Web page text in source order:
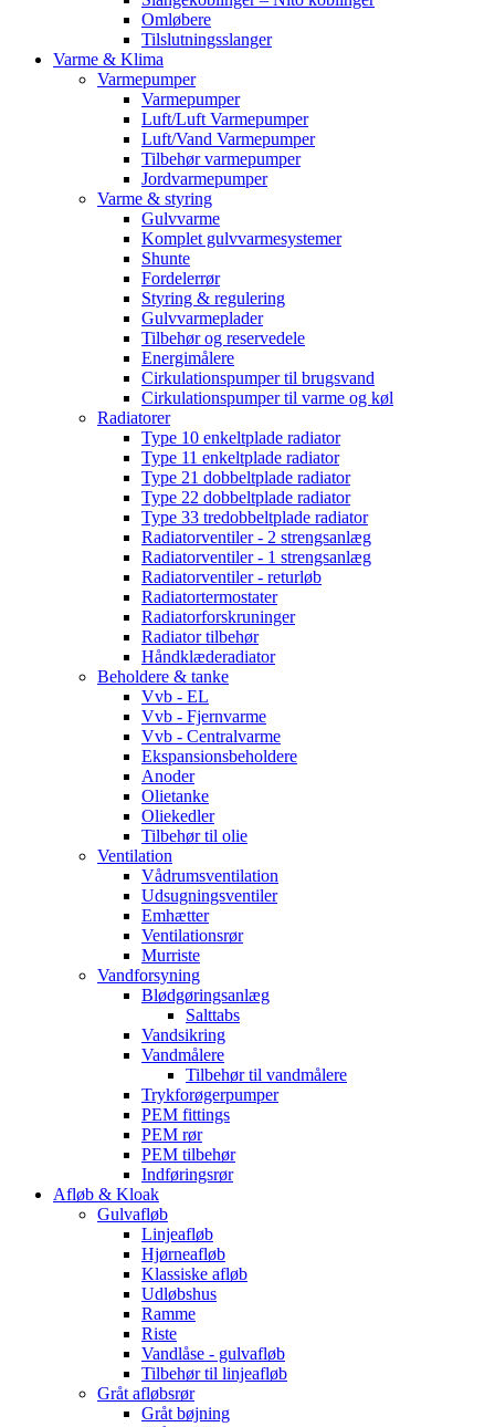
Omløbere
Tilslutningsslanger
Varme & Klima
Varmepumper
Varmepumper
Luft/Luft Varmepumper
Luft/Vand Varmepumper
Tilbehør varmepumper
Jordvarmepumper
Varme & styring
Gulvvarme
Komplet gulvvarmesystemer
Shunte
Fordelerrør
Styring & regulering
Gulvvarmeplader
Tilbehør og reservedele
Energimålere
Cirkulationspumper til brugsvand
Cirkulationspumper til varme og køl
Radiatorer
Type 10 enkeltplade radiator
Type 11 enkeltplade radiator
Type 21 dobbeltplade radiator
Type 22 dobbeltplade radiator
Type 33 tredobbeltplade radiator
Radiatorventiler - 2 strengsanlæg
Radiatorventiler - 1 strengsanlæg
Radiatorventiler - returløb
Radiatortermostater
Radiatorforskruninger
Radiator tilbehør
Håndklæderadiator
Beholdere & tanke
Vvb - EL
Vvb - Fjernvarme
Vvb - Centralvarme
Ekspansionsbeholdere
Anoder
Olietanke
Oliekedler
Tilbehør til olie
Ventilation
Vådrumsventilation
Udsugningsventiler
Emhætter
Ventilationsrør
Murriste
Vandforsyning
Blødgøringsanlæg
Salttabs
Vandsikring
Vandmålere
Tilbehør til vandmålere
Trykforøgerpumper
PEM fittings
PEM rør
PEM tilbehør
Indføringsrør
Afløb & Kloak
Gulvafløb
Linjeafløb
Hjørneafløb
Klassiske afløb
Udløbshus
Ramme
Riste
Vandlåse - gulvafløb
Tilbehør til linjeafløb
Gråt afløbsrør
Gråt bøjning